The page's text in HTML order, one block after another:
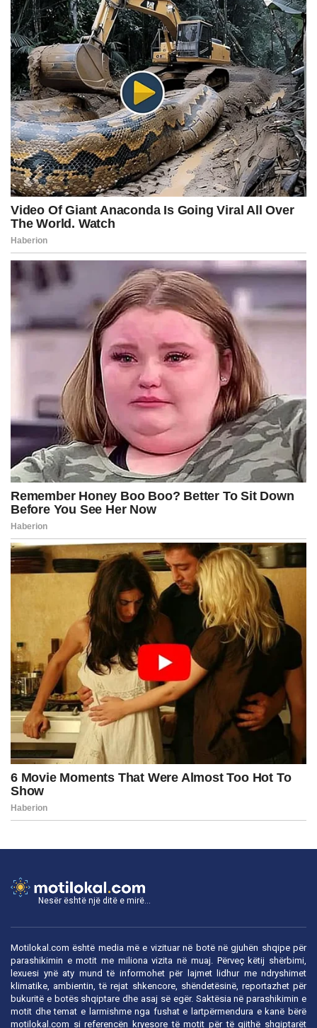
Nesër është një ditë e mirë...
Motilokal.com është media më e vizituar në botë në gjuhën shqipe për
parashikimin e motit me miliona vizita në muaj. Përveç këtij shërbimi,
lexuesi ynë aty mund të informohet për lajmet lidhur me ndryshimet
klimatike, ambientin, të rejat shkencore, shëndetësinë, reportazhet për
bukuritë e botës shqiptare dhe asaj së egër. Saktësia në parashikimin e
motit dhe temat e larmishme nga fushat e lartpërmendura e kanë bërë
motilokal.com si referencën kryesore të motit për të gjithë shqiptarët